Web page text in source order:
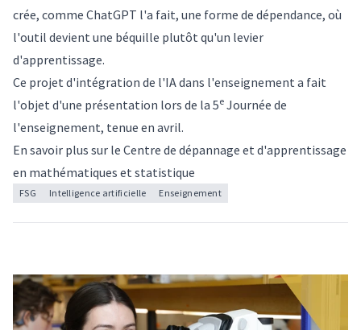
crée, comme ChatGPT l'a fait, une forme de dépendance, où
l'outil devient une béquille plutôt qu'un levier
d'apprentissage.
Ce projet d'intégration de l'IA dans l'enseignement a fait
l'objet d'une présentation lors de la 5e Journée de
l'enseignement, tenue en avril.
En savoir plus sur le Centre de dépannage et d'apprentissage
en mathématiques et statistique
FSG Intelligence artificielle Enseignement